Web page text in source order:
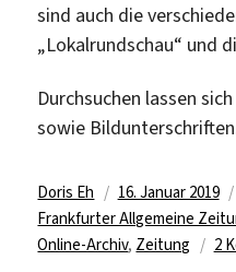
sind auch die
„Lokalrundschau“ und
Durchsuchen lassen
sowie
Autor
Doris Eh
Veröffentlicht
am
16. Januar 2019
Frankfurter Allgemeine
Online-Archiv, Zeitung 2